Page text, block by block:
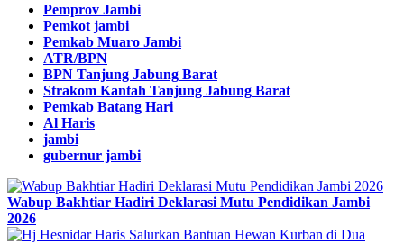
Pemprov Jambi
Pemkot jambi
Pemkab Muaro Jambi
ATR/BPN
BPN Tanjung Jabung Barat
Strakom Kantah Tanjung Jabung Barat
Pemkab Batang Hari
Al Haris
jambi
gubernur jambi
Wabup Bakhtiar Hadiri Deklarasi Mutu Pendidikan Jambi
2026